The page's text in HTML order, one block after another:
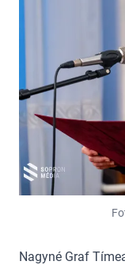
Nagyné Graf